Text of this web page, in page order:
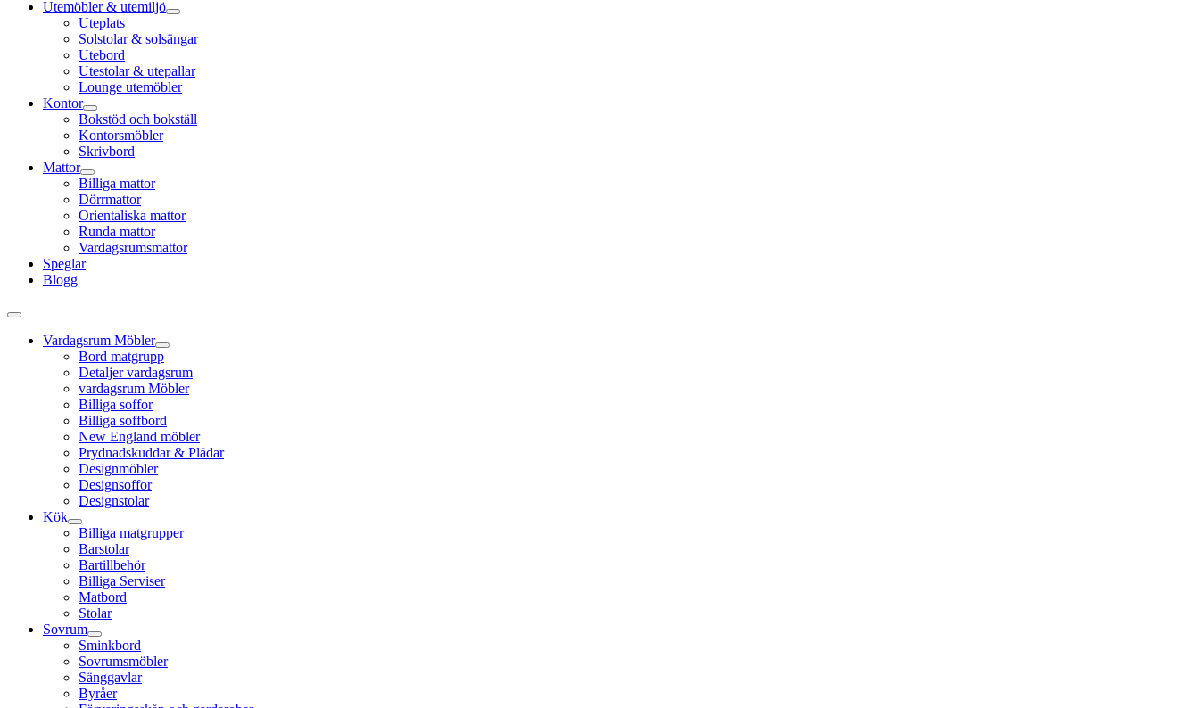
Utemöbler & utemiljö
Uteplats
Solstolar & solsängar
Utebord
Utestolar & utepallar
Lounge utemöbler
Kontor
Bokstöd och bokställ
Kontorsmöbler
Skrivbord
Mattor
Billiga mattor
Dörrmattor
Orientaliska mattor
Runda mattor
Vardagsrumsmattor
Speglar
Blogg
Vardagsrum Möbler
Bord matgrupp
Detaljer vardagsrum
vardagsrum Möbler
Billiga soffor
Billiga soffbord
New England möbler
Prydnadskuddar & Plädar
Designmöbler
Designsoffor
Designstolar
Kök
Billiga matgrupper
Barstolar
Bartillbehör
Billiga Serviser
Matbord
Stolar
Sovrum
Sminkbord
Sovrumsmöbler
Sänggavlar
Byråer